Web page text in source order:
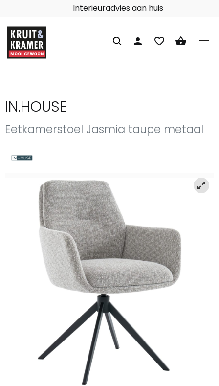
Interieuradvies aan huis
person favorite_border shopping_basket
IN.HOUSE
Eetkamerstoel Jasmia taupe metaal